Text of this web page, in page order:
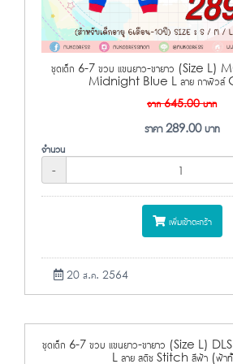
ชุดเด็ก 6-7 ขวบ แขนยาว-ขายาว (Size L)
Midnight Blue L ลาย กาฟิว
จาก645.00บาท
ราคา289.00บาท
จำนวน
-
เพิ่มเข้าตะกร้า
20 ส.ค. 2564
ชุดเด็ก 6-7 ขวบ แขนยาว-ขายาว (Size L)
L ลาย สติช Stitch สีฟ้า (ฟ้า